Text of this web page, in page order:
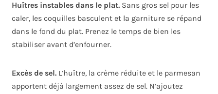
Huîtres instables dans le plat. Sans gros sel pour les
caler, les coquilles basculent et la garniture se répand
dans le fond du plat. Prenez le temps de bien les
stabiliser avant d’enfourner.
Excès de sel. L’huître, la crème réduite et le parmesan
apportent déjà largement assez de sel. N’ajoutez